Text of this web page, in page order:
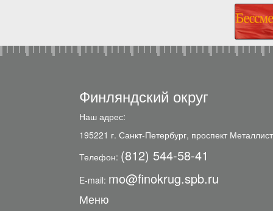
Финляндский округ
Наш адрес:
195221 г. Санкт-Петербург, проспект
Телефон: (812) 544-58-41
E-mail: mo@finokrug.spb.ru
Меню